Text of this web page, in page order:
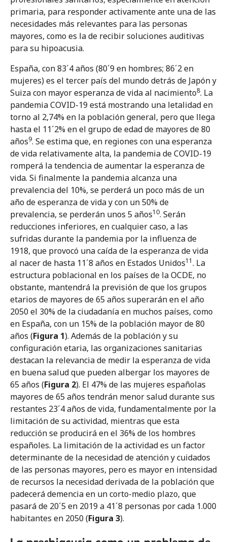
primaria, para responder activamente ante una de las
necesidades más relevantes para las personas
mayores, como es la de recibir soluciones auditivas
para su hipoacusia.
España, con 83´4 años (80´9 en hombres; 86´2 en
mujeres) es el tercer país del mundo detrás de Japón y
Suiza con mayor esperanza de vida al nacimiento8. La
pandemia COVID-19 está mostrando una letalidad en
torno al 2,74% en la población general, pero que llega
hasta el 11´2% en el grupo de edad de mayores de 80
años9. Se estima que, en regiones con una esperanza
de vida relativamente alta, la pandemia de COVID-19
romperá la tendencia de aumentar la esperanza de
vida. Si finalmente la pandemia alcanza una
prevalencia del 10%, se perderá un poco más de un
año de esperanza de vida y con un 50% de
prevalencia, se perderán unos 5 años10. Serán
reducciones inferiores, en cualquier caso, a las
sufridas durante la pandemia por la influenza de
1918, que provocó una caída de la esperanza de vida
al nacer de hasta 11´8 años en Estados Unidos11. La
estructura poblacional en los países de la OCDE, no
obstante, mantendrá la previsión de que los grupos
etarios de mayores de 65 años superarán en el año
2050 el 30% de la ciudadanía en muchos países, como
en España, con un 15% de la población mayor de 80
años (Figura 1). Además de la población y su
configuración etaria, las organizaciones sanitarias
destacan la relevancia de medir la esperanza de vida
en buena salud que pueden albergar los mayores de
65 años (Figura 2). El 47% de las mujeres españolas
mayores de 65 años tendrán menor salud durante sus
restantes 23´4 años de vida, fundamentalmente por la
limitación de su actividad, mientras que esta
reducción se producirá en el 36% de los hombres
españoles. La limitación de la actividad es un factor
determinante de la necesidad de atención y cuidados
de las personas mayores, pero es mayor en intensidad
de recursos la necesidad derivada de la población que
padecerá demencia en un corto-medio plazo, que
pasará de 20´5 en 2019 a 41´8 personas por cada 1.000
habitantes en 2050 (Figura 3).